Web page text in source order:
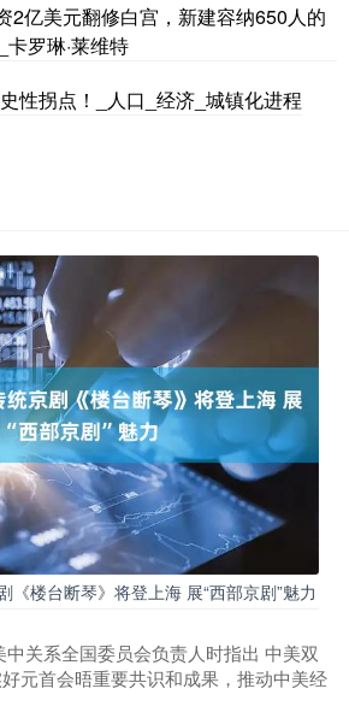
2亿美元翻修白宫，新建容纳650人的
罗琳·莱维特
性拐点！_人口_经济_城镇化进程
《楼台断琴》将登上海 展“西部京剧”魅力
关系全国委员会负责人时指出 中美双
元首会晤重要共识和成果，推动中美经